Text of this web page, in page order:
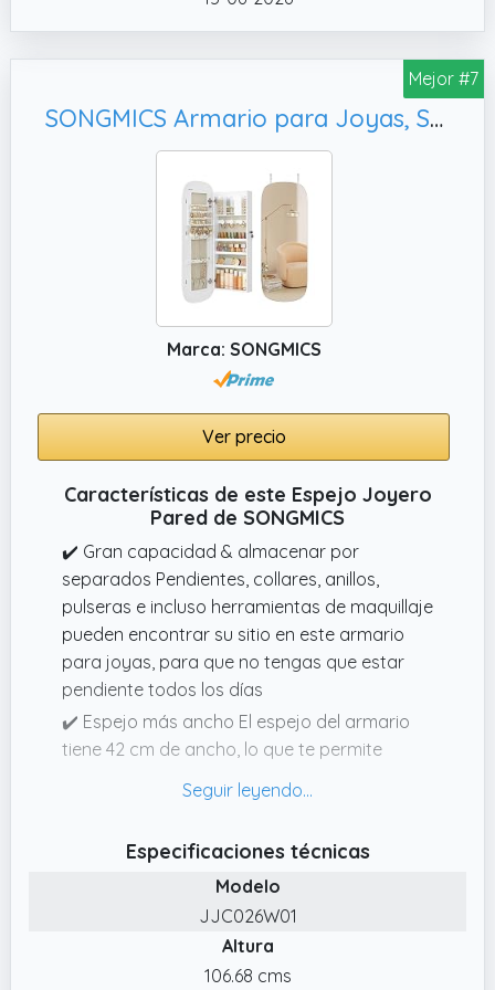
elegante y práctica caja de almacenamiento
es un regalo que satisfará a sus amigos, a su
familia o a usted mismo
Mejor #7
SONGMICS Armario para Joyas, Superficie Blanca y Forro Gris Beige JJC026W01
Marca: SONGMICS
Ver precio
Características de este Espejo Joyero
Pared de SONGMICS
✔️ Gran capacidad & almacenar por
separados Pendientes, collares, anillos,
pulseras e incluso herramientas de maquillaje
pueden encontrar su sitio en este armario
para joyas, para que no tengas que estar
pendiente todos los días
✔️ Espejo más ancho El espejo del armario
tiene 42 cm de ancho, lo que te permite
de salir de casa
diferencia es a la vez elegante y práctico,
regálalo a tus seres más queridos y
conviértelo en un regalo encantador para
cumpleaños, aniversarios, vacaciones
✔️ Decorativo & estilo moderno El
Especificaciones técnicas
Modelo
JJC026W01
Altura
106.68 cms